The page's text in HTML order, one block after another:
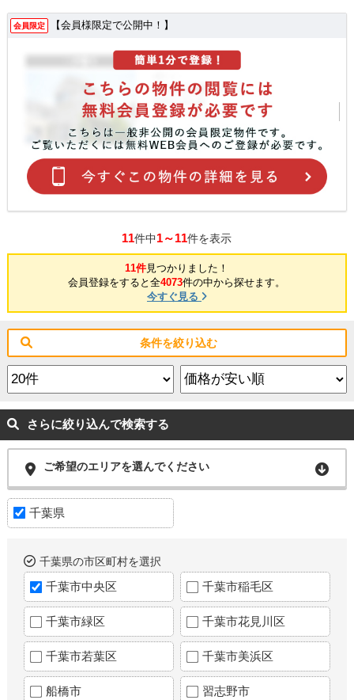
会員限定 【会員様限定で公開中！】
11件中1～11件を表示
11件見つかりました！
会員登録をすると全4073件の中から探せます。
今すぐ見る
条件を絞り込む
さらに絞り込んで検索する
ご希望のエリアを選んでください
千葉県
千葉県の市区町村を選択
千葉市中央区 千葉市稲毛区
千葉市緑区 千葉市花見川区
千葉市若葉区 千葉市美浜区
船橋市 習志野市